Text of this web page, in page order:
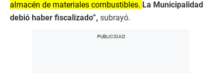
almacén de materiales combustibles. La Municipalidad
debió haber fiscalizado”, subrayó.